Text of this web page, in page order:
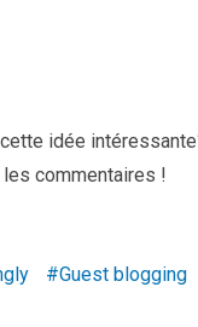
idée
commentaires !
Guest blogging